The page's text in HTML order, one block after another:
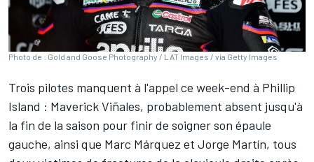
Photo de : Gold and Goose Photography / LAT Images / via Getty Images
Trois pilotes manquent à l'appel ce week-end à Phillip
Island : Maverick Viñales, probablement absent jusqu'à
la fin de la saison pour finir de soigner son épaule
gauche, ainsi que Marc Márquez et Jorge Martín, tous